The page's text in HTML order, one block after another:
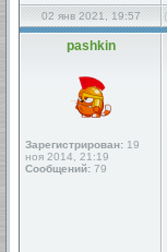
02 янв 2021, 19:57
pashkin
Зарегистрирован: 19
ноя 2014, 21:19
Сообщений: 79